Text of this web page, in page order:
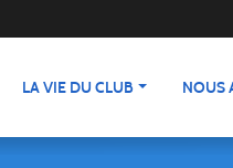
LA VIE DU CLUB NOUS